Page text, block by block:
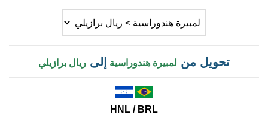
تحويل من لمبيرة هندوراسية إلى ريال برازيلي
HNL / BRL